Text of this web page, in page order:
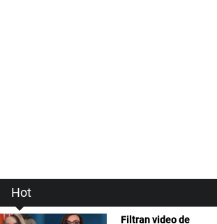
Hot
Filtran video de